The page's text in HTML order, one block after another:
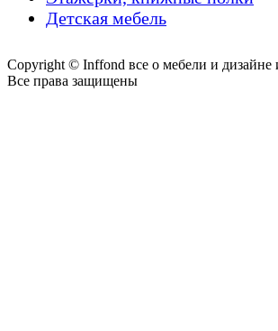
Детская мебель
Copyright © Inffond все о мебели и дизайне
Все права защищены